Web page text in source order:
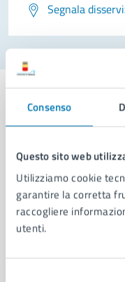
Consenso
Questo sito web
Utilizziamo cookie
garantire la corretta
raccogliere
utenti.
Segnala
AMMINISTRAZIONE
Aree amministrative
Organi di governo